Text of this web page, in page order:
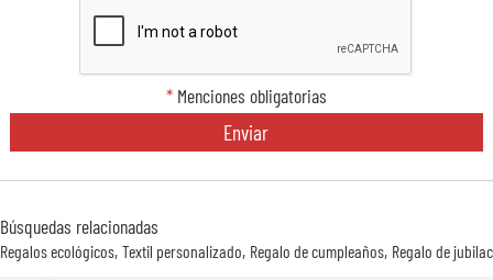
*Menciones obligatorias
Enviar
Búsquedas relacionadas
Regalos ecológicos Textil personalizado Regalo de cumpleaños Regalo de